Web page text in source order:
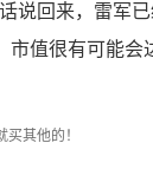
说回来，雷军
值很有可能会